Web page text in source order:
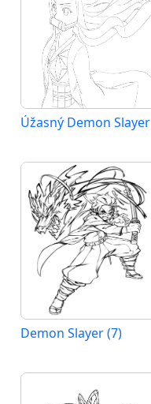
Úžasný Demon Slayer
Demon Slayer (7)